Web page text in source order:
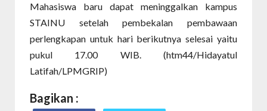
Mahasiswa baru dapat meninggalkan kampus
STAINU setelah pembekalan pembawaan
perlengkapan untuk hari berikutnya selesai yaitu
pukul 17.00 WIB. (htm44/Hidayatul
Latifah/LPMGRIP)
Bagikan :